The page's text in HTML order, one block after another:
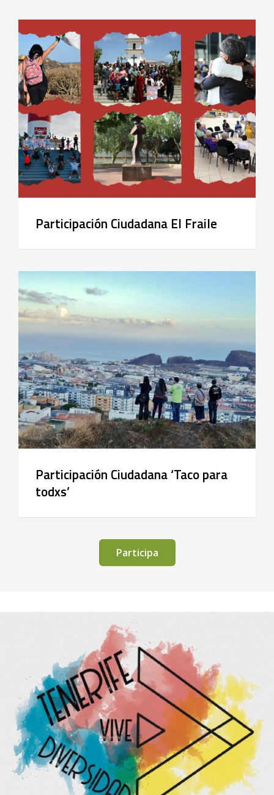
Participación Ciudadana El Fraile
Participación Ciudadana ‘Taco para
todxs’
Participa